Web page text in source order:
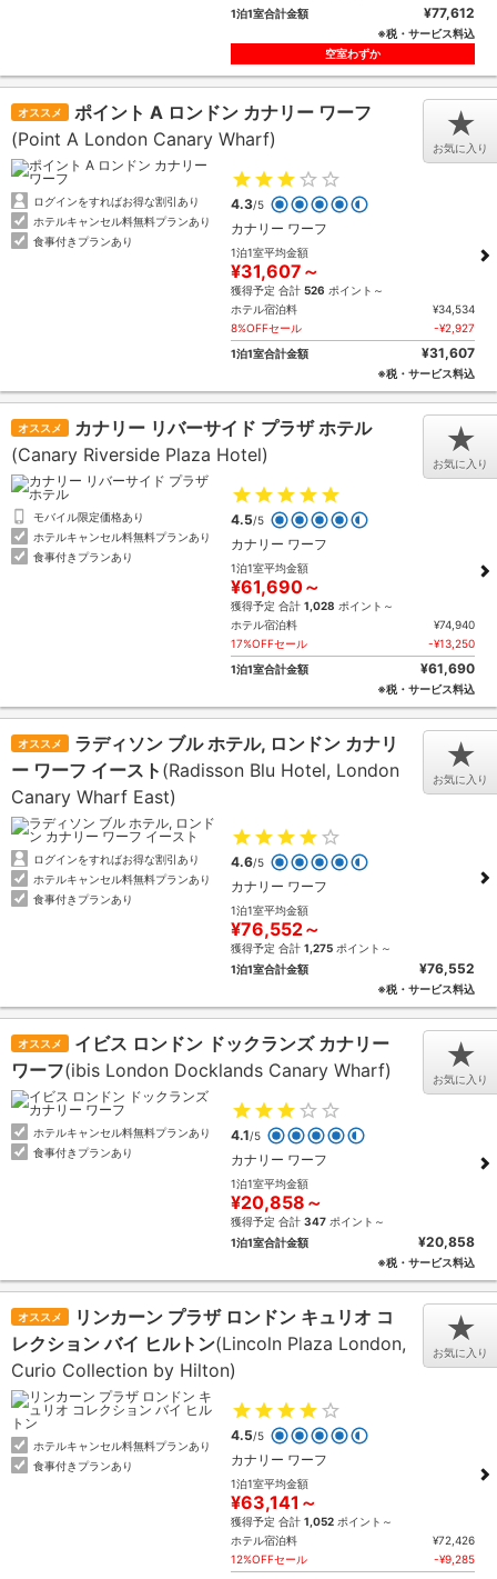
1泊1室合計金額
¥77,612
※税・サービス料込
空室わずか
オススメ
ポイント A ロンドン カナリー ワーフ
(Point A London Canary Wharf)
ログインをすればお得な割引あり
ホテルキャンセル料無料プランあり
食事付きプランあり
4.3/5
カナリー ワーフ
1泊1室平均金額
¥31,607～
獲得予定 合計 526 ポイント～
ホテル宿泊料
¥34,534
8%OFFセール
-¥2,927
1泊1室合計金額
¥31,607
※税・サービス料込
★
お気に入り
オススメ
カナリー リバーサイド プラザ ホテル
(Canary Riverside Plaza Hotel)
モバイル限定価格あり
ホテルキャンセル料無料プランあり
食事付きプランあり
4.5/5
カナリー ワーフ
1泊1室平均金額
¥61,690～
獲得予定 合計 1,028 ポイント～
ホテル宿泊料
¥74,940
17%OFFセール
-¥13,250
1泊1室合計金額
¥61,690
※税・サービス料込
★
お気に入り
オススメ
ラディソン ブル ホテル, ロンドン カナリ
ー ワーフ イースト (Radisson Blu Hotel, London
Canary Wharf East)
ログインをすればお得な割引あり
ホテルキャンセル料無料プランあり
食事付きプランあり
4.6/5
カナリー ワーフ
1泊1室平均金額
¥76,552～
獲得予定 合計 1,275 ポイント～
1泊1室合計金額
¥76,552
※税・サービス料込
★
お気に入り
オススメ
イビス ロンドン ドックランズ カナリー
ワーフ(ibis London Docklands Canary Wharf)
ホテルキャンセル料無料プランあり
食事付きプランあり
4.1/5
カナリー ワーフ
1泊1室平均金額
¥20,858～
獲得予定 合計 347 ポイント～
1泊1室合計金額
¥20,858
※税・サービス料込
★
お気に入り
オススメ
リンカーン プラザ ロンドン キュリオ コ
レクション バイ ヒルトン(Lincoln Plaza London,
Curio Collection by Hilton)
ホテルキャンセル料無料プランあり
食事付きプランあり
4.5/5
カナリー ワーフ
1泊1室平均金額
¥63,141～
獲得予定 合計 1,052 ポイント～
ホテル宿泊料
¥72,426
12%OFFセール
-¥9,285
★
お気に入り